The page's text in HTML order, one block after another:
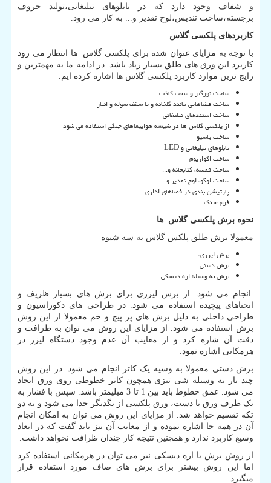
و شفاف وجود دارد که در تابلوهای تبلیغاتی،تولید حروف
برجسته،ساخت تندیس،لوح تقدیر و... به کار می رود.
کاربردهای پلکسی گلاس
با توجه به مزایای عنوان شده برای پلکسی گلاس ها انتظار می رود
کاربرد این ورق های طلق بسیار زیاد باشد. در ادامه ما به مهمترین و
رایج ترین موارد کاربرد پلکسی گلاس ها اشاره کرده ایم.
ساخت نورگیر و سقف کاذب
ساخت فضاهایی مانند گلخانه و یا سقف سوله و انبار
ساخت استندهای تبلیغاتی
از پلکسی گلاس ها در شیشه هواپیماهای جنگی استفاده می شود
ساخت پاسیو
تابلوهای تبلیغاتی وLED
ساخت اکواریوم
ساخت قفسه، کتابخانه و...
ساخت لوگو، لوح تقدیر و....
پارتیشن بندی در فضاهای اداری
فرم عینک
نحوه برش پلکسی گلاس ها
معمولا برش طلق پلکس گلاس به سه شیوه
برش لیزری،
برش دستی
برش به وسیله اره دیسکی
انجام می شود. از برس لیزری برای برش های بسیار ظریف و
انحناهای پیچیده استفاده می شود. در طراحی های دکوراسیون و
طراحی داخلی به دلیل برش های پر پیچ و خم معمولا از این روش
برش استفاده می شود. از مزایای این روش می توان به ظرافت و
دقت آن شاره کرد و از معایب آن عدم وجود دستگاه لیزر در
هرمکانی اشاره نمود.
برش دستی معمولا به وسیه یک کاتر انجام می شود. در این روش
چند بار به وسیله شی تیزی همچون کاتر خطوطی روی ورق ایجاد
می شود. عمق خطوط باید بین 1 تا 3 میلیمتر باشد. سپس با فشار به
یک طرف ورق با دست، ورق پلکسی از یگدیگر جدا می شود و به دو
تکه تقسیم خواهد شد. از مزایای این روش می توان به امکان انجام
آن در همه جا اشاره نموده و از معایب آن نیز باید گفت که در ابعاد
وسیع کاربرد ندارد و همچنین نتیجه کار چندان ظرافت نخواهد داشت.
از روش برش با اره دیسکی نیز می توان در هرمکانی استفاده کرد
اما این روش بیشتر برای برش های صاف مورد استفاده قرار
میگیرد.